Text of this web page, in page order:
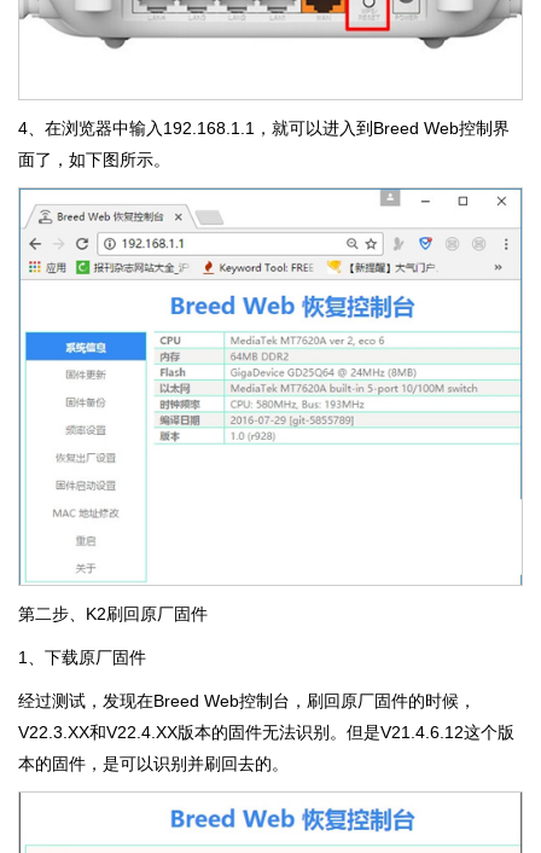
4、在浏览器中输入192.168.1.1，就可以进入到Breed Web控制界
面了，如下图所示。
第二步、K2刷回原厂固件
1、下载原厂固件
经过测试，发现在Breed Web控制台，刷回原厂固件的时候，
V22.3.XX和V22.4.XX版本的固件无法识别。但是V21.4.6.12这个版
本的固件，是可以识别并刷回去的。